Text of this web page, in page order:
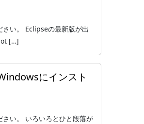
い。 Eclipseの最新版が出
[…]
にインスト
い。 いろいろとひと段落が